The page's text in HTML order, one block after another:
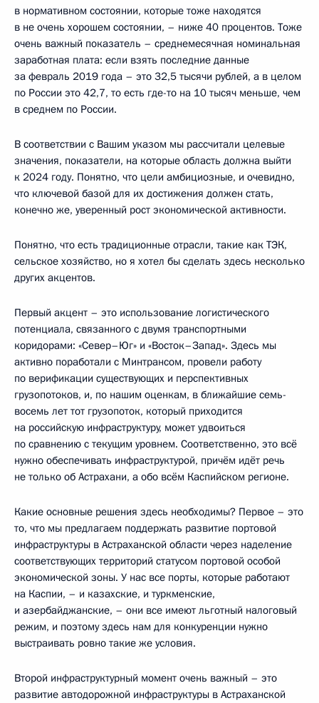
в нормативном состоянии, которые тоже находятся
в не очень хорошем состоянии, – ниже 40 процентов. Тоже
очень важный показатель – среднемесячная номинальная
заработная плата: если взять последние данные
за февраль 2019 года – это 32,5 тысячи рублей, а в целом
по России это 42,7, то есть где-то на 10 тысяч меньше, чем
в среднем по России.
В соответствии с Вашим указом мы рассчитали целевые
значения, показатели, на которые область должна выйти
к 2024 году. Понятно, что цели амбициозные, и очевидно,
что ключевой базой для их достижения должен стать,
конечно же, уверенный рост экономической активности.
Понятно, что есть традиционные отрасли, такие как ТЭК,
сельское хозяйство, но я хотел бы сделать здесь несколько
других акцентов.
Первый акцент – это использование логистического
потенциала, связанного с двумя транспортными
коридорами: «Север–Юг» и «Восток–Запад». Здесь мы
активно поработали с Минтрансом, провели работу
по верификации существующих и перспективных
грузопотоков, и, по нашим оценкам, в ближайшие семь-
восемь лет тот грузопоток, который приходится
на российскую инфраструктуру, может удвоиться
по сравнению с текущим уровнем. Соответственно, это всё
нужно обеспечивать инфраструктурой, причём идёт речь
не только об Астрахани, а обо всём Каспийском регионе.
Какие основные решения здесь необходимы? Первое – это
то, что мы предлагаем поддержать развитие портовой
инфраструктуры в Астраханской области через наделение
соответствующих территорий статусом портовой особой
экономической зоны. У нас все порты, которые работают
на Каспии, – и казахские, и туркменские,
и азербайджанские, – они все имеют льготный налоговый
режим, и поэтому здесь нам для конкуренции нужно
выстраивать ровно такие же условия.
Второй инфраструктурный момент очень важный – это
развитие автодорожной инфраструктуры в Астраханской